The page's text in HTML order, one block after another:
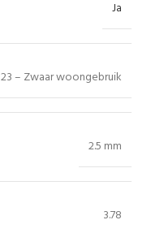
Ja
23 – Zwaar woongebruik
2.5 mm
3.78